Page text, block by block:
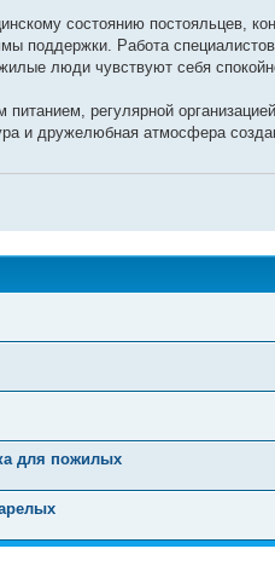
состоянию постояльцев,
поддержки. Работа
люди чувствуют себя
регулярной
и дружелюбная атмосфера
для пожилых